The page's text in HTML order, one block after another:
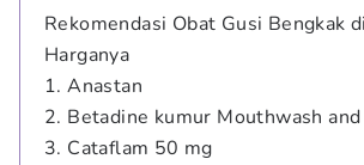
Rekomendasi Obat Gusi Bengkak
Harganya
1. Anastan
2. Betadine kumur Mouthwash
3. Cataflam 50 mg